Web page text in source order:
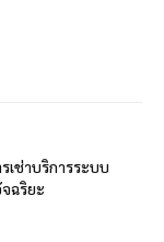
เช่าบริการระบบ
ฉริยะ